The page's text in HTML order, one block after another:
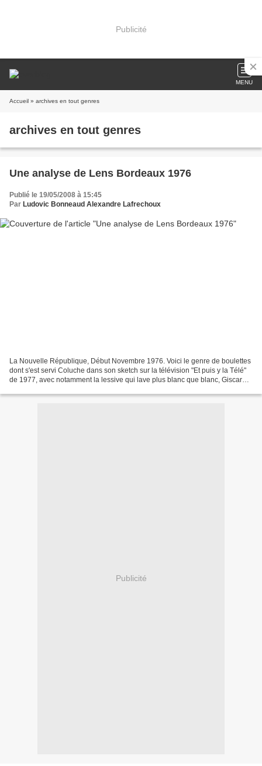
Publicité
MENU
Accueil » archives en tout genres
archives en tout genres
Une analyse de Lens Bordeaux 1976
Publié le 19/05/2008 à 15:45
Par Ludovic Bonneaud Alexandre Lafrechoux
La Nouvelle République, Début Novembre 1976. Voici le genre de boulettes
dont s'est servi Coluche dans son sketch sur la télévision "Et puis y la Télé"
de 1977, avec notamment la lessive qui lave plus blanc que blanc, Giscard
Publicité